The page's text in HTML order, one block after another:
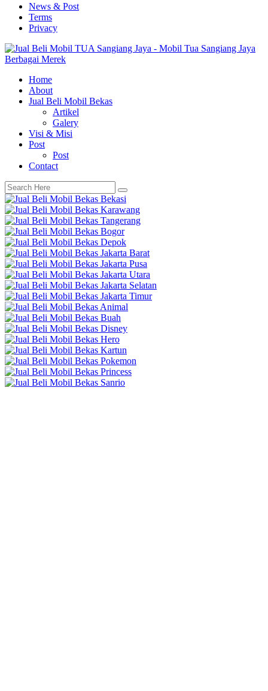
News & Post
Terms
Privacy
Home
About
Jual Beli Mobil Bekas
Artikel
Galery
Visi & Misi
Post
Post
Contact